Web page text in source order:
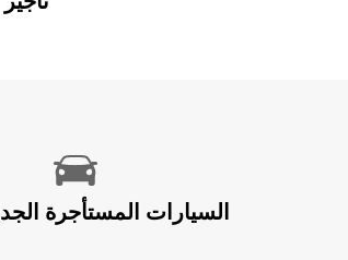
السيارات المستأجرة